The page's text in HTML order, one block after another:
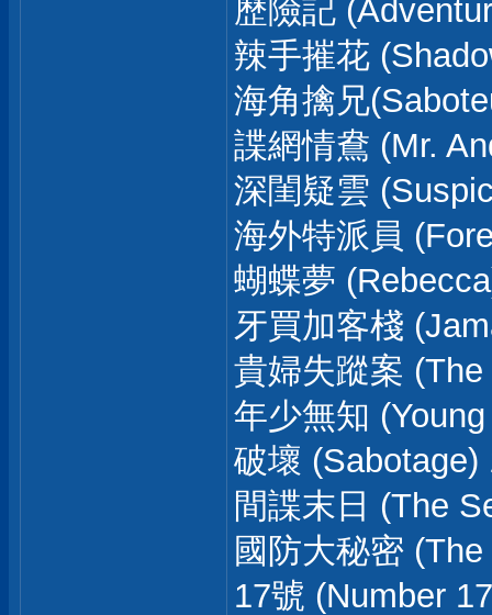
歷險記
辣手摧花
海角擒兄
諜網情鴦 (Mr.
深閨疑雲
海外特派員
蝴蝶夢
牙買加客棧
貴婦失蹤案
年少無知
破壞 (Sabotage)
間諜末日 (The
國防大秘密
17號 (Number